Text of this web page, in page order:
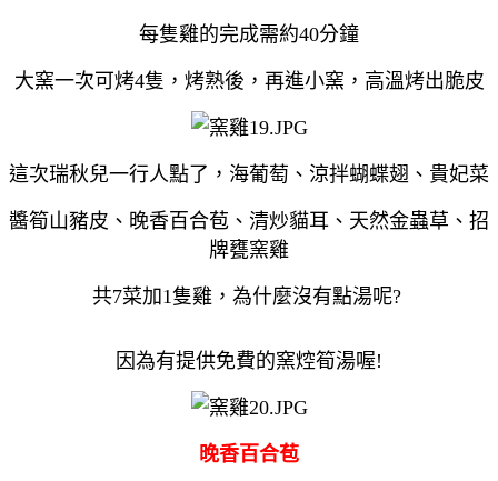
每隻雞的完成需約40分鐘
大窯一次可烤4隻，烤熟後，再進小窯，高溫烤出脆皮
這次瑞秋兒一行人點了，海葡萄、涼拌蝴蝶翅、貴妃菜
醬筍山豬皮、晚香百合苞、清炒貓耳、天然金蟲草、招
牌甕窯雞
共7菜加1隻雞，為什麼沒有點湯呢?
因為有提供免費的窯焢筍湯喔!
晚香百合苞